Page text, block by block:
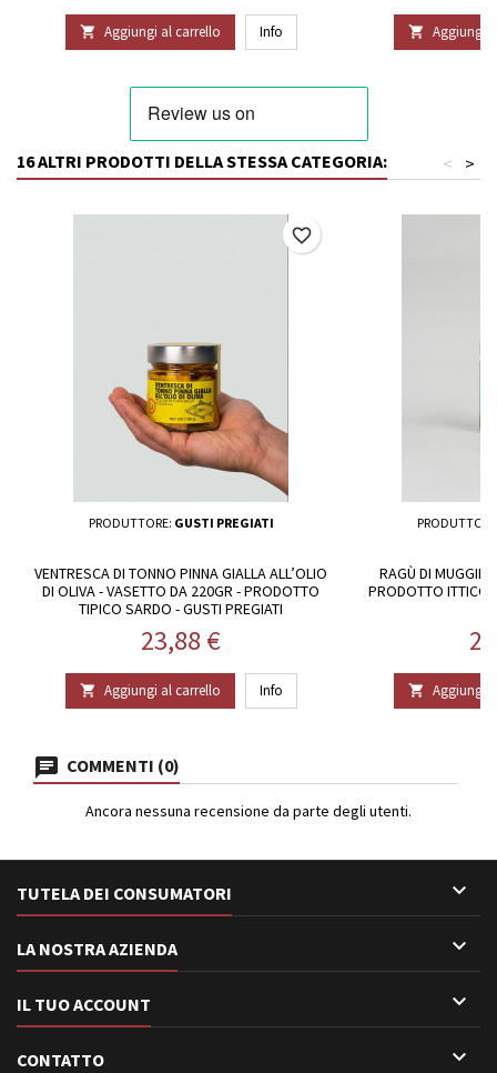
 Aggiungi al carrello Info  Aggiungi
16 ALTRI PRODOTTI DELLA STESSA CATEGORIA: >
<
PRODUTTORE: GUSTI PREGIATI
VENTRESCA DI TONNO PINNA GIALLA ALL’OLIO
DI OLIVA - VASETTO DA 220GR - PRODOTTO
TIPICO SARDO - GUSTI PREGIATI
Prezzo
23,88 €
 Aggiungi al carrello Info
favorite_border
RAGÙ DI
PRODOTTO ITTICO
 Aggiungi
COMMENTI (0)
Ancora nessuna recensione da parte degli utenti.
TUTELA DEI CONSUMATORI 
LA NOSTRA AZIENDA 
IL TUO ACCOUNT 
CONTATTO 